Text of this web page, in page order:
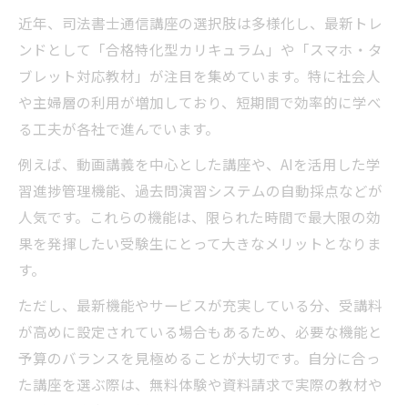
近年、司法書士通信講座の選択肢は多様化し、最新トレ
ンドとして「合格特化型カリキュラム」や「スマホ・タ
ブレット対応教材」が注目を集めています。特に社会人
や主婦層の利用が増加しており、短期間で効率的に学べ
る工夫が各社で進んでいます。
例えば、動画講義を中心とした講座や、AIを活用した学
習進捗管理機能、過去問演習システムの自動採点などが
人気です。これらの機能は、限られた時間で最大限の効
果を発揮したい受験生にとって大きなメリットとなりま
す。
ただし、最新機能やサービスが充実している分、受講料
が高めに設定されている場合もあるため、必要な機能と
予算のバランスを見極めることが大切です。自分に合っ
た講座を選ぶ際は、無料体験や資料請求で実際の教材や